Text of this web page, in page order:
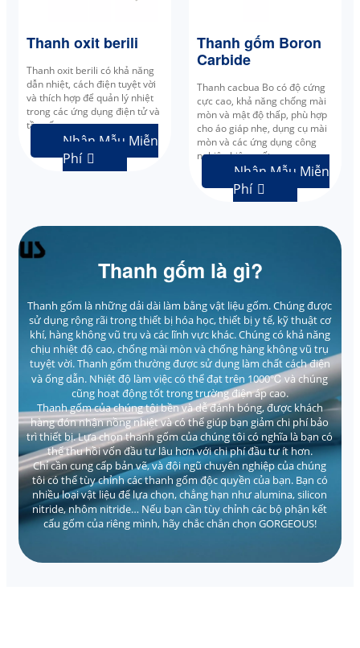
Thanh oxit berili
Thanh oxit berili có khả năng
dẫn nhiệt, cách điện tuyệt vời
và thích hợp để quản lý nhiệt
trong các ứng dụng điện tử và
tần số cao.
Nhận Mẫu Miễn
Phí 
Thanh gốm Boron
Carbide
Thanh cacbua Bo có độ cứng
cực cao, khả năng chống mài
mòn và mật độ thấp, phù hợp
cho áo giáp nhẹ, dụng cụ mài
mòn và các ứng dụng công
nghiệp hiệu suất cao.
Nhận Mẫu Miễn
Phí 
Thanh gốm là gì?
Thanh gốm là những dải dài làm bằng vật liệu gốm. Chúng được
sử dụng rộng rãi trong thiết bị hóa học, thiết bị y tế, kỹ thuật cơ
khí, hàng không vũ trụ và các lĩnh vực khác. Chúng có khả năng
chịu nhiệt độ cao, chống mài mòn và chống hàng không vũ trụ
tuyệt vời. Thanh gốm thường được sử dụng làm chất cách điện
và ống dẫn. Nhiệt độ làm việc có thể đạt trên 1000℃ và chúng
cũng hoạt động tốt trong trường điện áp cao.
Thanh gốm của chúng tôi bền và dễ đánh bóng, được khách
hàng đón nhận nồng nhiệt và có thể giúp bạn giảm chi phí bảo
trì thiết bị. Lựa chọn thanh gốm của chúng tôi có nghĩa là bạn có
thể thu hồi vốn đầu tư lâu hơn với chi phí đầu tư ít hơn.
Chỉ cần cung cấp bản vẽ, và đội ngũ chuyên nghiệp của chúng
tôi có thể tùy chỉnh các thanh gốm độc quyền của bạn. Bạn có
nhiều loại vật liệu để lựa chọn, chẳng hạn như alumina, silicon
nitride, nhôm nitride… Nếu bạn cần tùy chỉnh các bộ phận kết
cấu gốm của riêng mình, hãy chắc chắn chọn GORGEOUS!